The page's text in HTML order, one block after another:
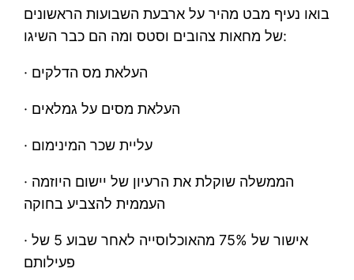
בואו נעיף מבט מהיר על ארבעת השבועות הראשונים
של מחאות צהובים וסטס ומה הם כבר השיגו:
· העלאת מס הדלקים
· העלאת מסים על גמלאים
· עליית שכר המינימום
· הממשלה שוקלת את הרעיון של יישום היוזמה
העממית להצביע בחוקה
· אישור של 75% מהאוכלוסייה לאחר שבוע 5 של
פעילותם